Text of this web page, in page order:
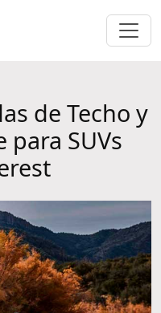
de Techo y
para SUVs